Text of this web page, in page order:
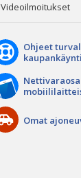
Videoilmoitukset
Ohjeet
Omat